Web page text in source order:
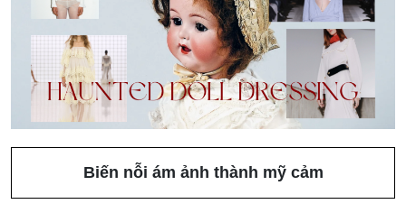
Biến nỗi ám ảnh thành mỹ cảm